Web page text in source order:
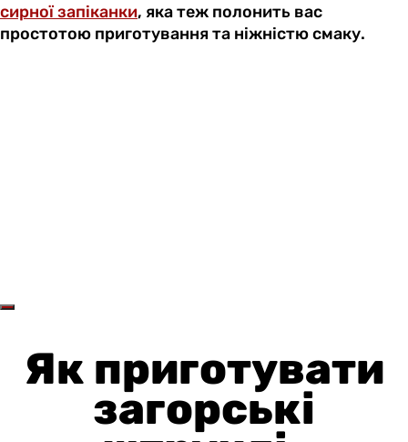
сирної запіканки, яка теж полонить вас
простотою приготування та ніжністю смаку.
Як приготувати
загорські